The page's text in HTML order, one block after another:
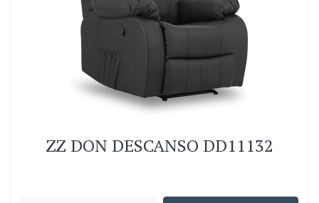
ZZ DON DESCANSO DD11132